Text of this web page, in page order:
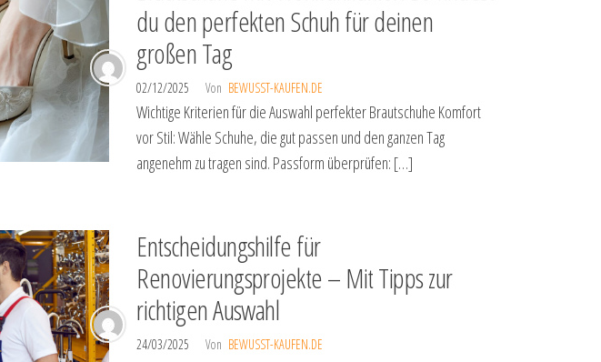
du den perfekten Schuh für deinen
großen Tag
02/12/2025 Von BEWUSST-KAUFEN.DE
Wichtige Kriterien für die Auswahl perfekter Brautschuhe Komfort
vor Stil: Wähle Schuhe, die gut passen und den ganzen Tag
angenehm zu tragen sind. Passform überprüfen: […]
Entscheidungshilfe für
Renovierungsprojekte – Mit Tipps zur
richtigen Auswahl
24/03/2025 Von BEWUSST-KAUFEN.DE